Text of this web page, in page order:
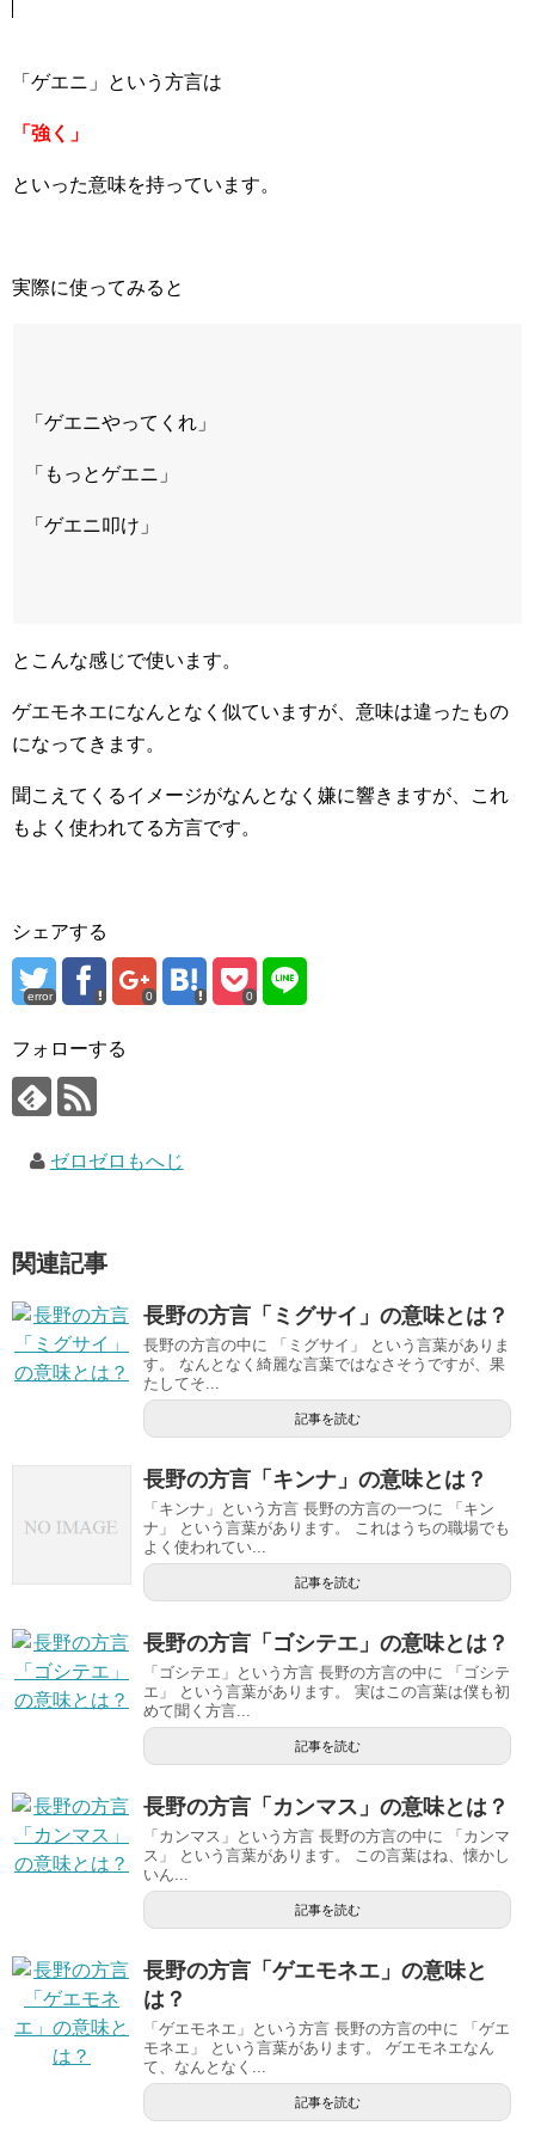
「ゲエニ」という方言は
「強く」
といった意味を持っています。
実際に使ってみると
「ゲエニやってくれ」
「もっとゲエニ」
「ゲエニ叩け」
とこんな感じで使います。
ゲエモネエになんとなく似ていますが、意味は違ったもの
になってきます。
聞こえてくるイメージがなんとなく嫌に響きますが、これ
もよく使われてる方言です。
シェアする
error 0 0
フォローする
ゼロゼロもへじ
関連記事
長野の方言「ミグサイ」の意味とは？
長野の方言の中に 「ミグサイ」 という言葉がありま
す。 なんとなく綺麗な言葉ではなさそうですが、果
たしてそ...
記事を読む
長野の方言「キンナ」の意味とは？
「キンナ」という方言 長野の方言の一つに 「キン
ナ」 という言葉があります。 これはうちの職場でも
よく使われてい...
記事を読む
長野の方言「ゴシテエ」の意味とは？
「ゴシテエ」という方言 長野の方言の中に 「ゴシテ
エ」 という言葉があります。 実はこの言葉は僕も初
めて聞く方言...
記事を読む
長野の方言「カンマス」の意味とは？
「カンマス」という方言 長野の方言の中に 「カンマ
ス」 という言葉があります。 この言葉はね、懐かし
いん...
記事を読む
長野の方言「ゲエモネエ」の意味と
は？
「ゲエモネエ」という方言 長野の方言の中に 「ゲエ
モネエ」 という言葉があります。 ゲエモネエなん
て、なんとなく...
記事を読む